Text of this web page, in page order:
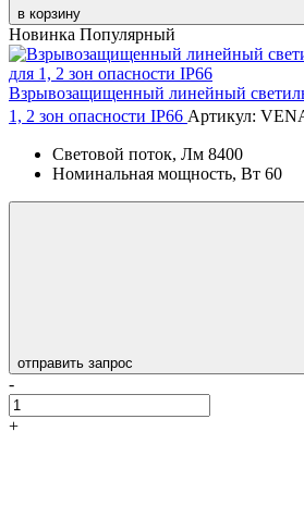
в корзину
Новинка Популярный
Взрывозащищенный линейный
1, 2 зон опасности IP66 Артикул:
Световой поток, Лм 8400
Номинальная мощность, Вт 60
отправить запрос
-
+